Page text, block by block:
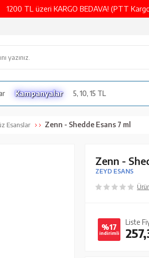
1200 TL üzeri KARGO BEDAVA! (PTT
Kampanyalar 5, 10, 15 TL
Esanslar Zenn - Shedde Esans 7 ml
Zenn -
ZEYD ESANS
%17
indirimli
Liste